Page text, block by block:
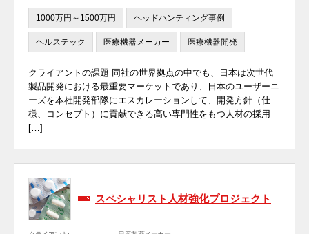
1000万円～1500万円 ヘッドハンティング事例
ヘルステック 医療機器メーカー 医療機器開発
クライアントの課題 同社の世界拠点の中でも、日本は次世代
製品開発における最重要マーケットであり、日本のユーザーニ
ーズを本社開発部隊にエスカレーションして、開発方針（仕
様、コンセプト）に貢献できる高い専門性をもつ人材の採用
[…]
スペシャリスト人材強化プロジェクト